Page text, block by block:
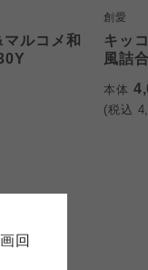
回
ルコメ和
創愛
キッ
風詰
本体
(税込
として規定されて
りしている個人情
ください。